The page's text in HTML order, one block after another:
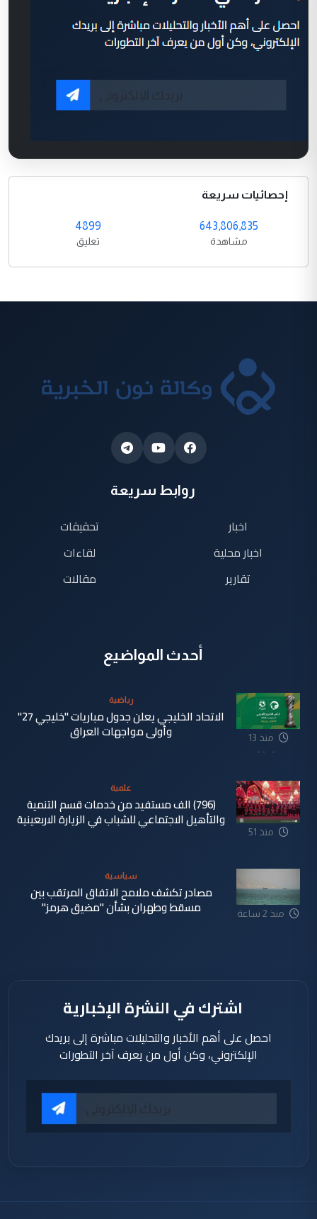
إحصائيات سريعة
643,806,835
مشاهدة
4899
تعليق
روابط سريعة
اخبار
اخبار محلية
تقارير
تحقيقات
لقاءات
مقالات
أحدث المواضيع
منذ 13
دقيقة
رياضية
الاتحاد الخليجي يعلن جدول مباريات "خليجي 27"
وأولى مواجهات العراق
منذ 51
علمية
(796) الف مستفيد من خدمات قسم التنمية
والتأهيل الاجتماعي للشباب في الزيارة الاربعينية
منذ 2 ساعة
سياسية
مصادر تكشف ملامح الاتفاق المرتقب بين
مسقط وطهران بشأن "مضيق هرمز"
اشترك في النشرة الإخبارية
احصل على أهم الأخبار والتحليلات مباشرة إلى بريدك
الإلكتروني، وكن أول من يعرف آخر التطورات